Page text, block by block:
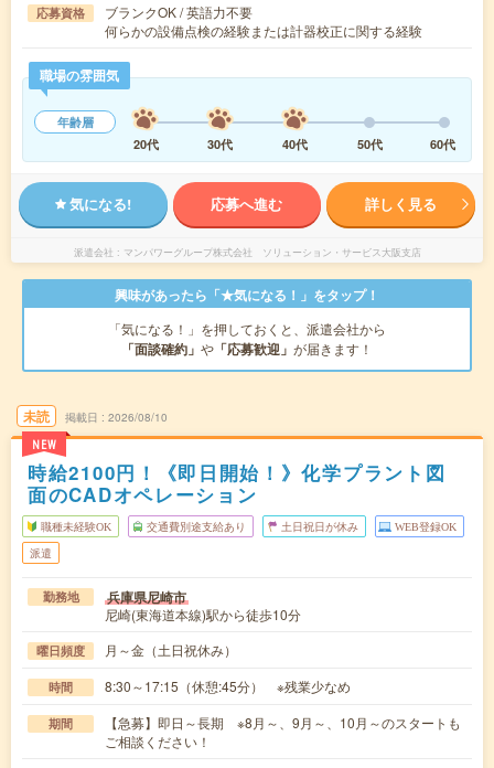
応募資格
ブランクOK / 英語力不要
何らかの設備点検の経験または計器校正に関する経験
職場の雰囲気
年齢層
20代
30代 40代 50代 60代
気になる! 応募へ進む 詳しく見る
派遣会社 マンパワーグループ株式会社 ソリューション・サービス大阪支店
興味があったら「★気になる！」をタップ！
「気になる！」を押しておくと、派遣会社から
「面談確約」 や 「応募歓迎」 が届きます！
未読
NEW
掲載日 2026/08/10
時給2100円！《即日開始！》化学プラント図
面のCADオペレーション
職種未経験OK 交通費別途支給あり 土日祝日が休み WEB登録OK
派遣
勤務地 兵庫県尼崎市
尼崎(東海道本線)駅から徒歩10分
曜日頻度 月～金（土日祝休み）
時間 8:30～17:15（休憩:45分） ※残業少なめ
期間
【急募】即日～長期 ※8月～、9月～、10月～のスタートも
ご相談ください！